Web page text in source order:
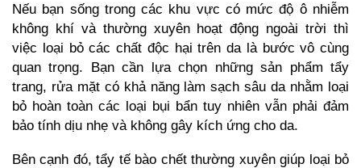
Nếu bạn sống trong các khu vực có mức độ ô nhiễm
không khí và thường xuyên hoạt động ngoài trời thì
việc loại bỏ các chất độc hại trên da là bước vô cùng
quan trọng. Bạn cần lựa chọn những sản phẩm tẩy
trang, rửa mặt có khả năng làm sạch sâu da nhằm loại
bỏ hoàn toàn các loại bụi bẩn tuy nhiên vẫn phải đảm
bảo tính dịu nhẹ và không gây kích ứng cho da.
Bên cạnh đó, tẩy tế bào chết thường xuyên giúp loại bỏ